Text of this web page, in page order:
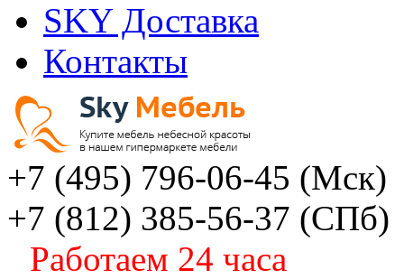
SKY Доставка
Контакты
+7 (495) 796-06-45 (Мск)
+7 (812) 385-56-37 (СПб)
Работаем 24 часа